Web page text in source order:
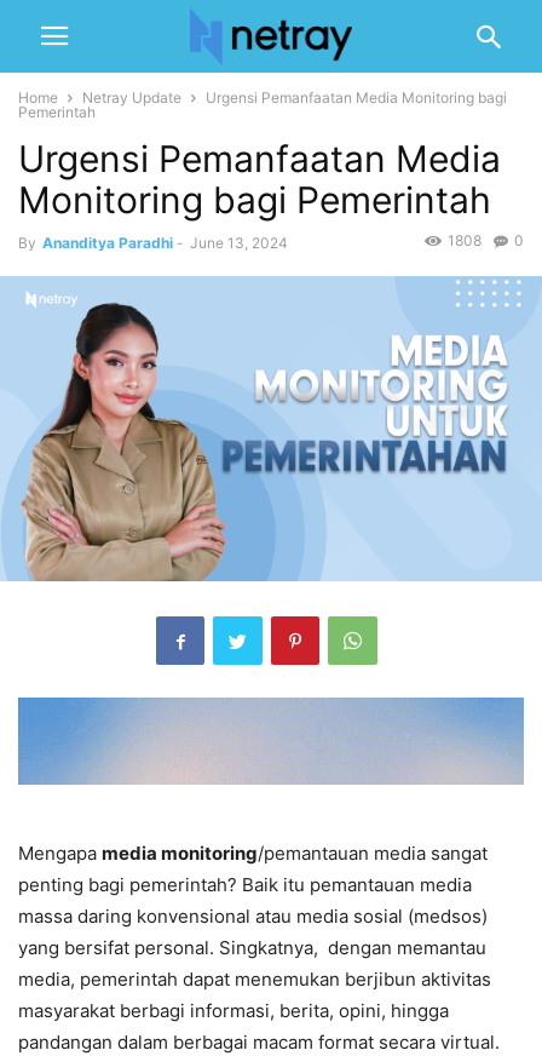
Home Netray Update
Urgensi Pemanfaatan Media Monitoring bagi
Pemerintah
Urgensi Pemanfaatan Media
Monitoring bagi Pemerintah
By Ananditya Paradhi - June 13, 2024 0
1808
Mengapa media monitoring/pemantauan media sangat
penting bagi pemerintah? Baik itu pemantauan media
massa daring konvensional atau media sosial (medsos)
yang bersifat personal. Singkatnya, dengan memantau
media, pemerintah dapat menemukan berjibun aktivitas
masyarakat berbagi informasi, berita, opini, hingga
pandangan dalam berbagai macam format secara virtual.